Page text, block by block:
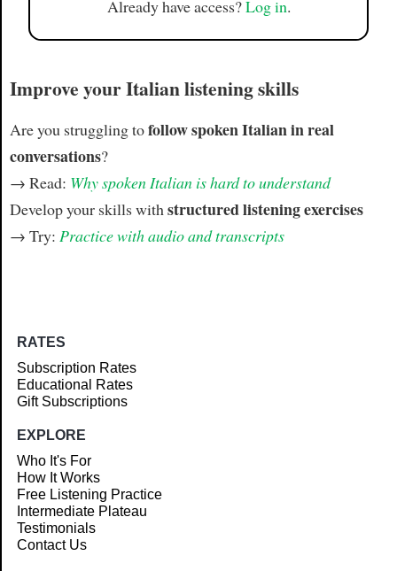
Already have access?Log in.
Improve your Italian listening skills
Are you struggling tofollow spoken Italian in real
conversations?
→ Read: Why spoken Italian is hard to understand
Develop your skills with structured listening exercises
→ Try: Practice with audio and transcripts
RATES
Subscription Rates
Educational Rates
Gift Subscriptions
EXPLORE
Who It's For
How It Works
Free Listening Practice
Intermediate Plateau
Testimonials
Contact Us